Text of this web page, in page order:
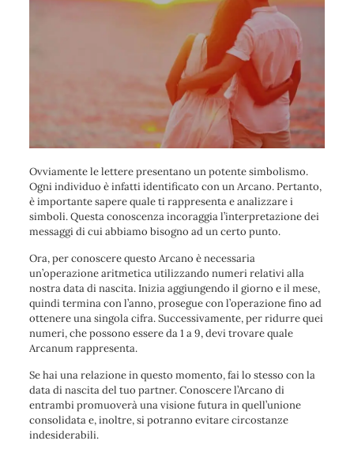
Ovviamente le lettere presentano un potente simbolismo.
Ogni individuo è infatti identificato con un Arcano. Pertanto,
è importante sapere quale ti rappresenta e analizzare i
simboli. Questa conoscenza incoraggia l’interpretazione dei
messaggi di cui abbiamo bisogno ad un certo punto.
Ora, per conoscere questo Arcano è necessaria
un’operazione aritmetica utilizzando numeri relativi alla
nostra data di nascita. Inizia aggiungendo il giorno e il mese,
quindi termina con l’anno, prosegue con l’operazione fino ad
ottenere una singola cifra. Successivamente, per ridurre quei
numeri, che possono essere da 1 a 9, devi trovare quale
Arcanum rappresenta.
Se hai una relazione in questo momento, fai lo stesso con la
data di nascita del tuo partner. Conoscere l’Arcano di
entrambi promuoverà una visione futura in quell’unione
consolidata e, inoltre, si potranno evitare circostanze
indesiderabili.